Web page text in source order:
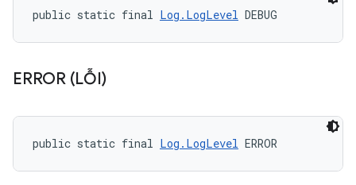
public static final Log.LogLevel DEBUG
ERROR (LỖI)
public static final Log.LogLevel ERROR